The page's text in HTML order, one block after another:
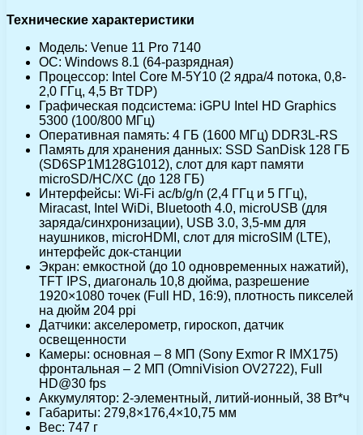
Технические характеристики
Модель: Venue 11 Pro 7140
ОС: Windows 8.1 (64-разрядная)
Процессор: Intel Core M-5Y10 (2 ядра/4 потока, 0,8-
2,0 ГГц, 4,5 Вт TDP)
Графическая подсистема: iGPU Intel HD Graphics
5300 (100/800 МГц)
Оперативная память: 4 ГБ (1600 МГц) DDR3L-RS
Память для хранения данных: SSD SanDisk 128 ГБ
(SD6SP1M128G1012), слот для карт памяти
microSD/HC/XC (до 128 ГБ)
Интерфейсы: Wi-Fi ac/b/g/n (2,4 ГГц и 5 ГГц),
Miracast, Intel WiDi, Bluetooth 4.0, microUSB (для
заряда/синхронизации), USB 3.0, 3,5-мм для
наушников, microHDMI, слот для microSIM (LTE),
интерфейс док-станции
Экран: емкостной (до 10 одновременных нажатий),
TFT IPS, диагональ 10,8 дюйма, разрешение
1920×1080 точек (Full HD, 16:9), плотность пикселей
на дюйм 204 ppi
Датчики: акселерометр, гироскоп, датчик
освещенности
Камеры: основная – 8 МП (Sony Exmor R IMX175)
фронтальная – 2 МП (OmniVision OV2722), Full
HD@30 fps
Аккумулятор: 2-элементный, литий-ионный, 38 Вт*ч
Габариты: 279,8×176,4×10,75 мм
Вес: 747 г